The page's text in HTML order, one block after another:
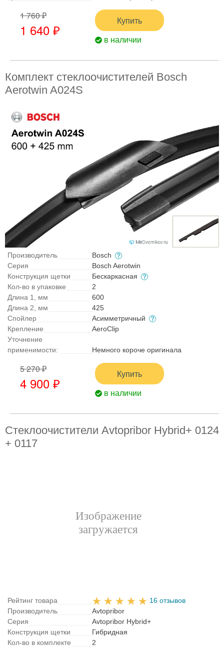
1 760 ₽
1 640 ₽
Купить
в наличии
Комплект стеклоочистителей Bosch
Aerotwin A024S
Производитель
Bosch
Серия
Bosch Aerotwin
Конструкция щетки
Бескаркасная
Кол-во в упаковке
2
Длина 1, мм
600
Длина 2, мм
425
Спойлер
Асимметричный
Крепление
AeroClip
Уточнение
применимости:
Немного короче оригинала
5 270 ₽
4 900 ₽
Купить
в наличии
Стеклоочистители Avtopribor Hybrid+ 0124
+ 0117
Рейтинг товара
16 отзывов
Производитель
Avtopribor
Серия
Avtopribor Hybrid+
Конструкция щетки
Гибридная
Кол-во в комплекте
2